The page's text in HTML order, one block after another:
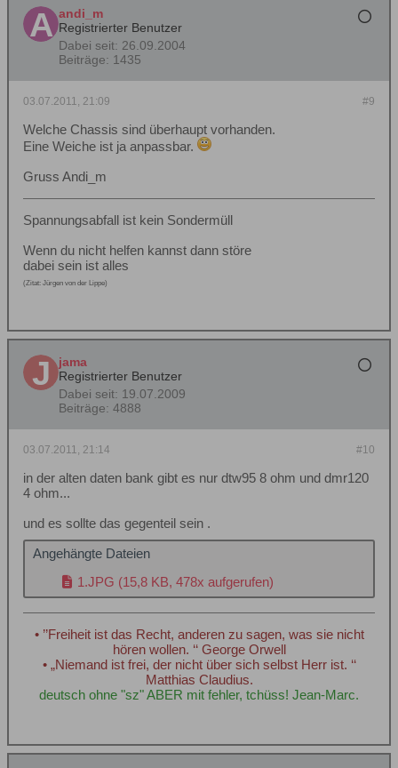
andi_m
Registrierter Benutzer
Dabei seit: 26.09.2004
Beiträge: 1435
#9
03.07.2011, 21:09
Welche Chassis sind überhaupt vorhanden.
Eine Weiche ist ja anpassbar.
Gruss Andi_m
Spannungsabfall ist kein Sondermüll
Wenn du nicht helfen kannst dann störe
dabei sein ist alles
(Zitat: Jürgen von der Lippe)
jama
Registrierter Benutzer
Dabei seit: 19.07.2009
Beiträge: 4888
#10
03.07.2011, 21:14
in der alten daten bank gibt es nur dtw95 8 ohm und dmr120
4 ohm...
und es sollte das gegenteil sein .
Angehängte Dateien
1.JPG (15,8 KB, 478x aufgerufen)
• ’’Freiheit ist das Recht, anderen zu sagen, was sie nicht
hören wollen. ‘‘ George Orwell
• „Niemand ist frei, der nicht über sich selbst Herr ist. ‘‘
Matthias Claudius.
deutsch ohne "sz" ABER mit fehler, tchüss! Jean-Marc.